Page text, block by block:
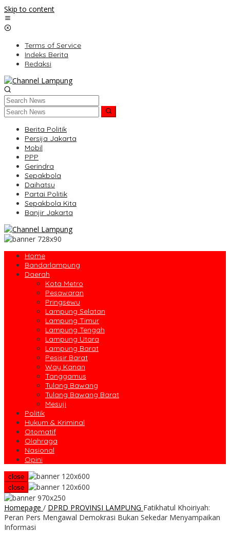
Skip to content
Terms of Service
Indeks Berita
Redaksi
Berita Politik
Persija Jakarta
Mobil
PPP
Gerindra
Sepakbola
Daihatsu
Partai Politik
Sepakbola Kita
Banjir Jakarta
Home
Bandarlampung
Daerah
Kota Metro
Pesawaran
Pringsewu
Lampung Selatan
Lampung Timur
Lampung Tengah
Lampung Utara
Lampung Barat
Pesisir Barat
Way Kanan
Tanggamus
Tulang Bawang
Tulang Bawang Barat
Mesuji
Politik
Hukum & Kriminal
Otomatif
Olahraga
Nasional
Opini
close
close
Homepage / DPRD PROVINSI LAMPUNG Fatikhatul Khoiriyah:
Peran Pers Mengawal Demokrasi Bukan Sekedar Menyampaikan
Informasi